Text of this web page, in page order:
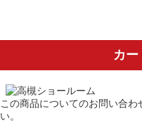
カ
この商品についてのお問い合わ
い。